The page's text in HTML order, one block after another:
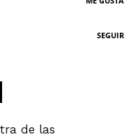
SEGUIR
de las